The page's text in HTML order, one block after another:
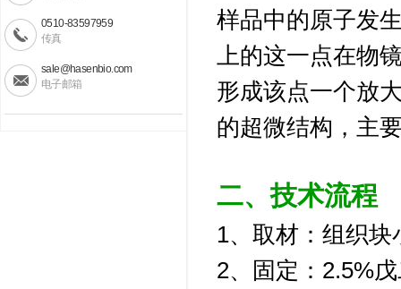
0510-83597959
传真
sale@hasenbio.com
电子邮箱
样品中的原子发
上的这一点在物
形成该点一个放
的超微结构，主
二、技术流程
1、取材：组织
2、固定：2.5%